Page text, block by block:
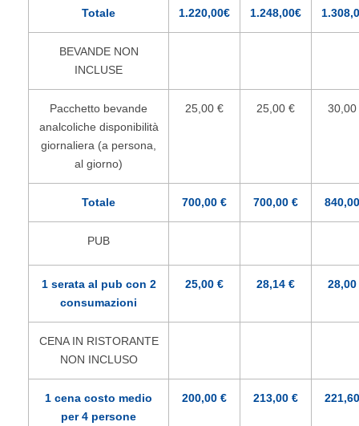
Totale 1.220,00€ 1.248,00€
BEVANDE NON
INCLUSE
Pacchetto bevande
analcoliche disponibilità
giornaliera (a persona,
al giorno)
25,00 € 25,00 € 30,00
Totale 700,00 € 700,00 €
PUB
1 serata al pub con 2
consumazioni
25,00 € 28,14 € 28,00
CENA IN RISTORANTE
NON INCLUSO
1 cena costo medio
per 4 persone
200,00 € 213,00 €